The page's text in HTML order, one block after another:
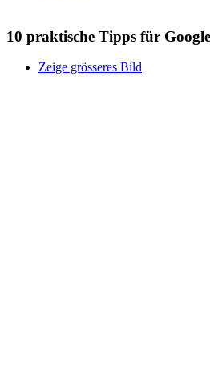
10 praktische Tipps für
Zeige grösseres Bild